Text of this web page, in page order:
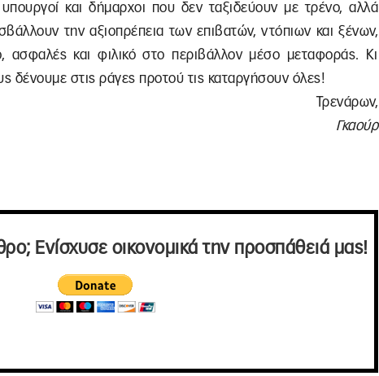
υπουργοί και δήμαρχοι που δεν ταξιδεύουν με τρένο, αλλά
την αξιοπρέπεια των επιβατών, ντόπιων και ξένων,
ασφαλές και φιλικό στο περιβάλλον μέσο μεταφοράς. Κι
δένουμε στις ράγες προτού τις καταργήσουν όλες!
Τρενάρων,
Γκαούρ
Ενίσχυσε οικονομικά την προσπάθειά μας!